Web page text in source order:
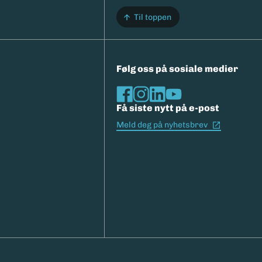
Til toppen
Følg oss på sosiale medier
Få siste nytt på e-post
Meld deg på nyhetsbrev